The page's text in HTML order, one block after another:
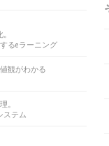
るeラーニング
観がわかる
。
ステム